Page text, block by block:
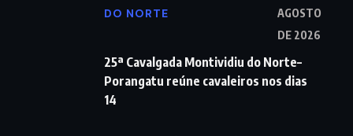
DO NORTE
AGOSTO
DE 2026
25ª Cavalgada Montividiu do Norte–
Porangatu reúne cavaleiros nos dias
14